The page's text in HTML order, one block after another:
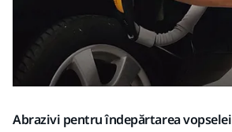
Abrazivi pentru îndepărtarea vopselei